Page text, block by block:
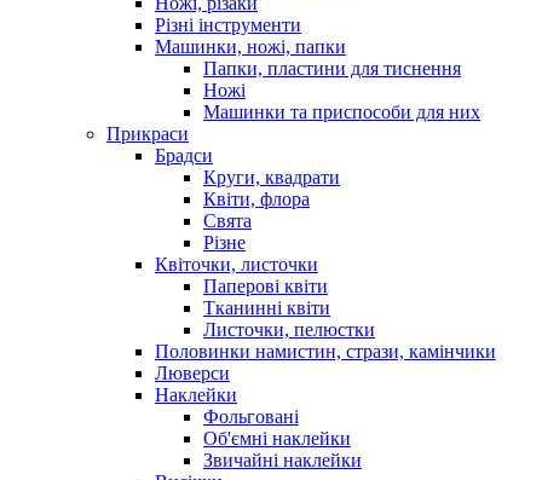
Різні інструменти
Машинки, ножі, папки
Папки, пластини для тиснення
Ножі
Машинки та приспособи для них
Прикраси
Брадси
Круги, квадрати
Квіти, флора
Свята
Різне
Квіточки, листочки
Паперові квіти
Тканинні квіти
Листочки, пелюстки
Половинки намистин, стрази, камінчики
Люверси
Наклейки
Фольговані
Об'ємні наклейки
Звичайні наклейки